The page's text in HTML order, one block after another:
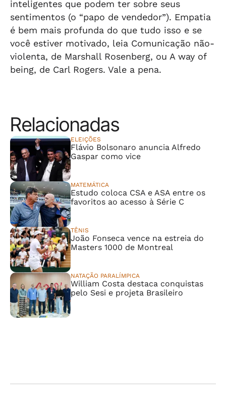
inteligentes que podem ter sobre seus
sentimentos (o “papo de vendedor”). Empatia
é bem mais profunda do que tudo isso e se
você estiver motivado, leia Comunicação não-
violenta, de Marshall Rosenberg, ou A way of
being, de Carl Rogers. Vale a pena.
Relacionadas
ELEIÇÕES
Flávio Bolsonaro anuncia Alfredo
Gaspar como vice
MATEMÁTICA
Estudo coloca CSA e ASA entre os
favoritos ao acesso à Série C
TÊNIS
João Fonseca vence na estreia do
Masters 1000 de Montreal
NATAÇÃO PARALÍMPICA
William Costa destaca conquistas
pelo Sesi e projeta Brasileiro